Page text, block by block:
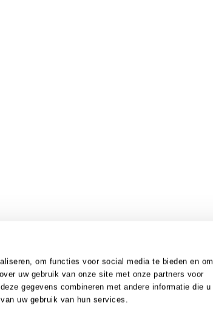
om functies voor social media te bieden en om
uw gebruik van onze site met onze partners voor
gegevens combineren met andere informatie die u
uw gebruik van hun services.